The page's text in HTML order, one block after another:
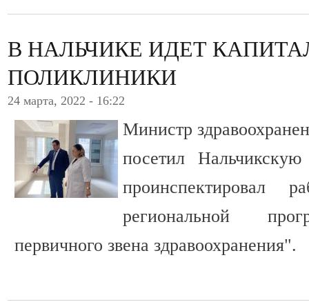
В НАЛЬЧИКЕ ИДЕТ
ПОЛИКЛИНИКИ
24 марта, 2022 - 16:22
Министр
посетил
проинспектировал
региональной
первичного звена здравоохранения".